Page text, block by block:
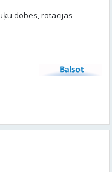
dobes, rotācijas
Balsot